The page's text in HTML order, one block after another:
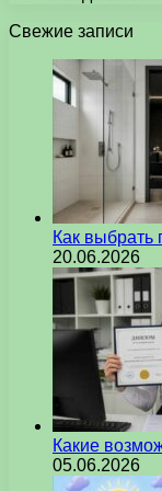
Свежие записи
Как выбрать
20.06.2026
Какие
05.06.2026